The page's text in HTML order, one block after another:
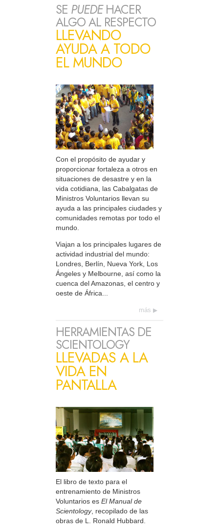
SE PUEDEHACER
ALGO AL RESPECTO
LLEVANDO
AYUDA A TODO
EL MUNDO
Con el propósito de ayudar y
proporcionar fortaleza a otros en
situaciones de desastre y en la
vida cotidiana, las Cabalgatas de
Ministros Voluntarios llevan su
ayuda a las principales ciudades y
comunidades remotas por todo el
mundo.
Viajan a los principales lugares de
actividad industrial del mundo:
Londres, Berlín, Nueva York, Los
Ángeles y Melbourne, así como la
cuenca del Amazonas, el centro y
oeste de África...
más
HERRAMIENTAS DE
SCIENTOLOGY
LLEVADAS A LA
VIDA EN
PANTALLA
El libro de texto para el
entrenamiento de Ministros
Voluntarios es El Manual de
Scientology, recopilado de las
obras de L. Ronald Hubbard.